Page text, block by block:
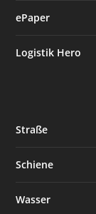
ePaper
Logistik Hero
Straße
Schiene
Wasser